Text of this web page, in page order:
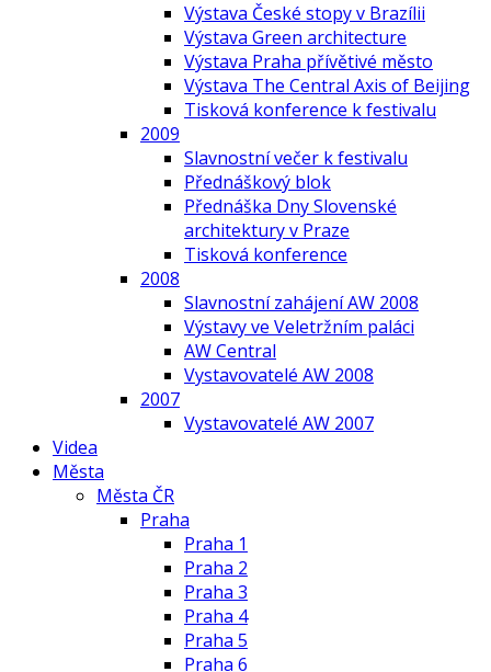
Výstava České stopy v Brazílii
Výstava Green architecture
Výstava Praha přívětivé město
Výstava The Central Axis of Beijing
Tisková konference k festivalu
2009
Slavnostní večer k festivalu
Přednáškový blok
Přednáška Dny Slovenské
architektury v Praze
Tisková konference
2008
Slavnostní zahájení AW 2008
Výstavy ve Veletržním paláci
AW Central
Vystavovatelé AW 2008
2007
Vystavovatelé AW 2007
Videa
Města
Města ČR
Praha
Praha 1
Praha 2
Praha 3
Praha 4
Praha 5
Praha 6